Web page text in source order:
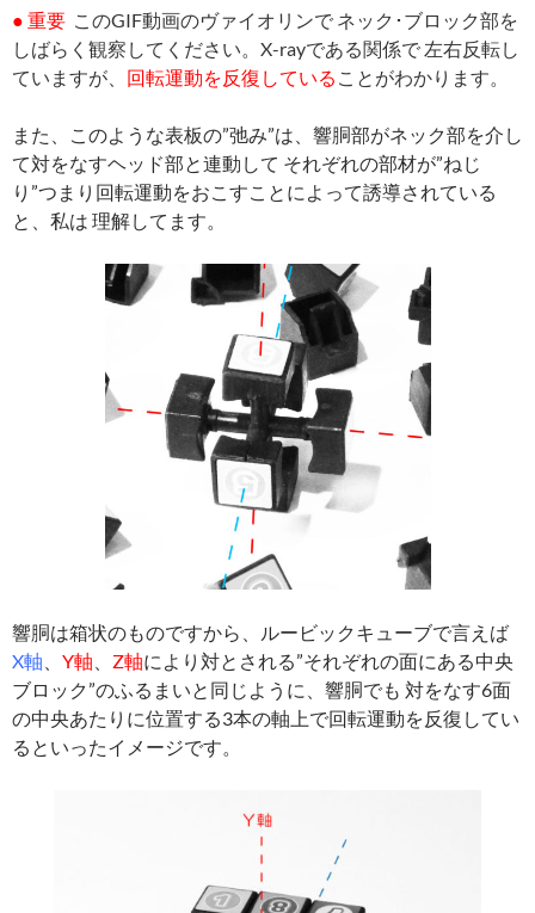
● 重要 このGIF動画のヴァイオリンで ネック･ブロック部を
しばらく観察してください。X-rayである関係で 左右反転し
ていますが、 回転運動を反復している ことがわかります。
また、このような表板の”弛み”は、響胴部がネック部を介し
て対をなすヘッド部と連動して それぞれの部材が”ねじ
り”つまり回転運動をおこすことによって誘導されている
と、私は 理解してます。
響胴は箱状のものですから、ルービックキューブで言えば
X軸
Y軸 Z軸により対とされる”それぞれの面にある中央
ブロック”のふるまいと同じように、響胴でも 対をなす6面
の中央あたりに位置する3本の軸上で回転運動を反復してい
るといったイメージです。